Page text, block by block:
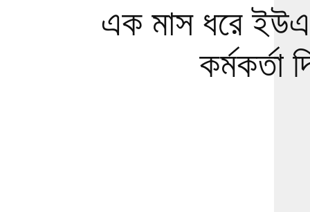
এক মাস ধরে
কর্মকর্তা